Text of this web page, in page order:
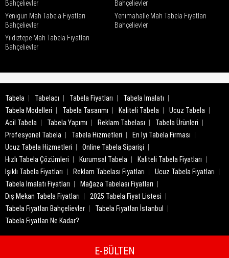
Bahçelievler
Bahçelievler
Yenigün Mah Tabela Fiyatları
Bahçelievler
Yenimahalle Mah Tabela Fiyatları
Bahçelievler
Yıldıztepe Mah Tabela Fiyatları
Bahçelievler
Tabela Tabelacı Tabela Fiyatları
Tabela İmalatı
Tabela Modelleri
Tabela Tasarımı Kaliteli Tabela
Ucuz Tabela
Acil Tabela
Tabela Yapımı Reklam Tabelası
Tabela Ürünleri
Profesyonel Tabela
Tabela Hizmetleri
En İyi Tabela Firması
Ucuz Tabela Hizmetleri
Online Tabela Siparişi
Hızlı Tabela Çözümleri
Kurumsal Tabela
Kaliteli Tabela Fiyatları
Işıklı Tabela Fiyatları
Reklam Tabelası Fiyatları
Ucuz Tabela Fiyatları
Tabela İmalatı Fiyatları
Mağaza Tabelası Fiyatları
Dış Mekan Tabela Fiyatları
2025 Tabela Fiyat Listesi
Tabela Fiyatları Bahçelievler
Tabela Fiyatları İstanbul
Tabela Fiyatları Ne Kadar?
E-BÜLTEN